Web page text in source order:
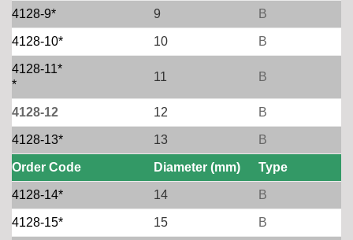
4128-9* 9 B
4128-10* 10 B
4128-11*
*
11 B
4128-12 12 B
4128-13* 13 B
Order Code Diameter (mm) Type
4128-14* 14 B
4128-15* 15 B